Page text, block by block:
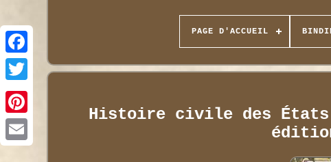
PAGE D'ACCUEIL
Histoire civile des États